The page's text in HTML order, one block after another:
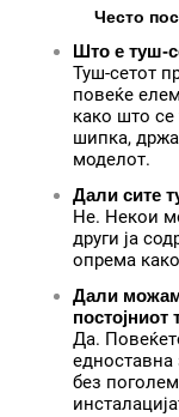
Често
Што е туш-
Туш-сетот
повеќе
како што се
шипка,
моделот.
Дали сите
Не. Некои
други ја
опрема
Дали
постојниот
Да.
едноставна
без